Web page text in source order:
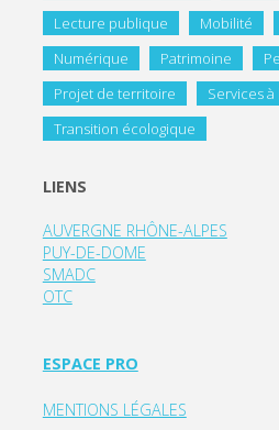
Lecture publique
Mobilité
Numérique
Patrimoine
Projet de territoire
Services
Transition écologique
LIENS
AUVERGNE RHÔNE-ALPES
PUY-DE-DOME
SMADC
OTC
ESPACE PRO
MENTIONS LÉGALES